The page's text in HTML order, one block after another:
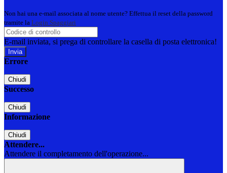
Non hai una e-mail associata al nome utente? Effettua il reset della password
tramite la Login Spaggiari
E-mail inviata, si prega di controllare la casella di posta elettronica!
Errore
Chiudi
Successo
Chiudi
Informazione
Chiudi
Attendere...
Attendere il completamento dell'operazione...